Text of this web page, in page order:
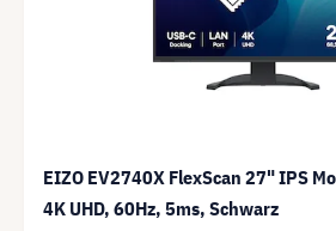
EIZO EV2740X FlexScan 27" IPS
4K UHD, 60Hz, 5ms, Schwarz